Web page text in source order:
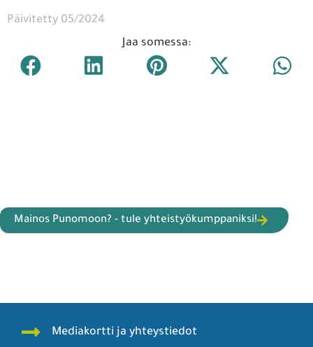
Päivitetty 05/2024
Jaa somessa:
Mainos Punomoon? - tule yhteistyökumppaniksi!
Mediakortti ja yhteystiedot